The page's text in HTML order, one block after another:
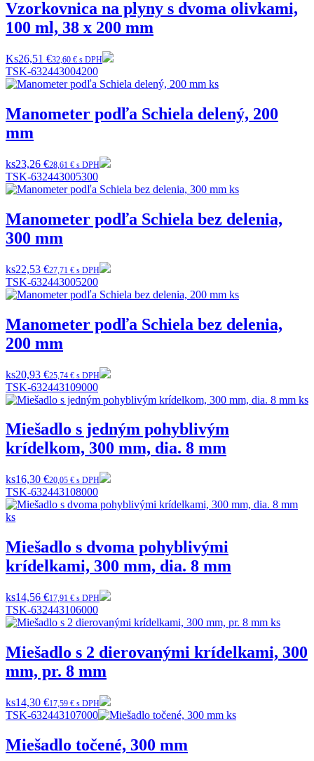
Vzorkovnica na plyny s dvoma olivkami,
100 ml, 38 x 200 mm
Ks26,51 €32,60 € s DPH
TSK-632443004200
Manometer podľa Schiela delený, 200
mm
ks23,26 €28,61 € s DPH
TSK-632443005300
Manometer podľa Schiela bez delenia,
300 mm
ks22,53 €27,71 € s DPH
TSK-632443005200
Manometer podľa Schiela bez delenia,
200 mm
ks20,93 €25,74 € s DPH
TSK-632443109000
Miešadlo s jedným pohyblivým
krídelkom, 300 mm, dia. 8 mm
ks16,30 €20,05 € s DPH
TSK-632443108000
Miešadlo s dvoma pohyblivými
krídelkami, 300 mm, dia. 8 mm
ks14,56 €17,91 € s DPH
TSK-632443106000
Miešadlo s 2 dierovanými krídelkami, 300
mm, pr. 8 mm
ks14,30 €17,59 € s DPH
TSK-632443107000
Miešadlo točené, 300 mm